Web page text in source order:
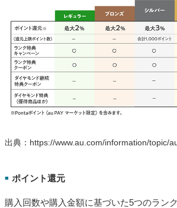
出典：https://www.au.com/information/topic/
■ ポイント還元
購入回数や購入金額に基づいた5つのラン